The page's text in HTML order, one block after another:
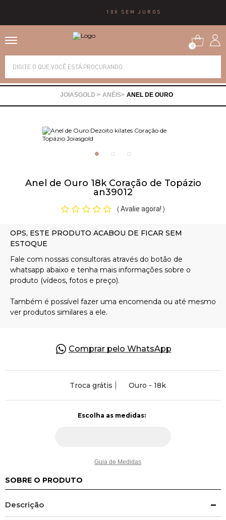
10X SEM JUROS
0
ANÉIS ANEL DE OURO
Anel de Ouro 18k Coração de Topázio
an39012
( Avalie agora! )
Comprar pelo WhatsApp
Troca grátis Ouro - 18k
Guia de Medidas
SOBRE O PRODUTO
Descrição
Alianças
Brincos
Piercing
Pedras Preciosas
Presente